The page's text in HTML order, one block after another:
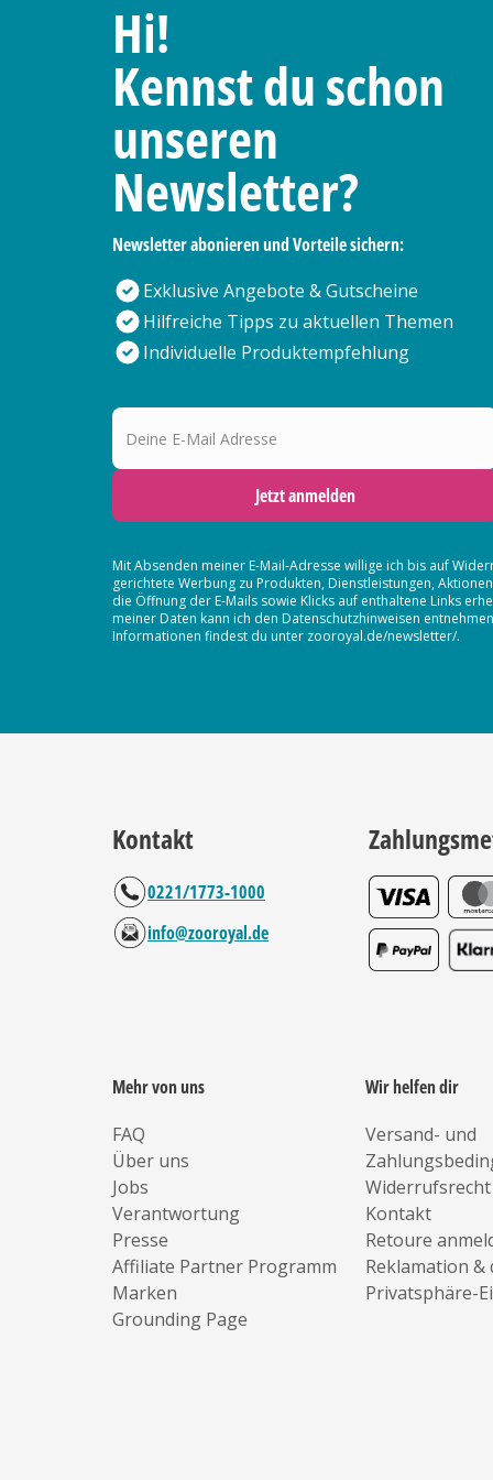
Hi!
Kennst du schon
unseren
Newsletter?
Newsletter abonieren und Vorteile sichern:
Exklusive Angebote & Gutscheine
Hilfreiche Tipps zu aktuellen Themen
Individuelle Produktempfehlung
Deine E-Mail Adresse
Jetzt anmelden
Mit Absenden meiner E-Mail-Adresse willige ich bis auf
gerichtete Werbung zu Produkten, Dienstleistungen,
die Öffnung der E-Mails sowie Klicks auf enthaltene Links
meiner Daten kann ich den Datenschutzhinweisen
Informationen findest du unter zooroyal.de/newsletter/.
Kontakt
0221/1773-1000
info@zooroyal.de
Mehr von uns
FAQ
Über uns
Jobs
Verantwortung
Presse
Affiliate Partner Programm
Marken
Grounding Page
Wir helfen dir
Versand- und
Widerrufsrecht
Kontakt
Retoure
Reklamation &
Privatsphäre-